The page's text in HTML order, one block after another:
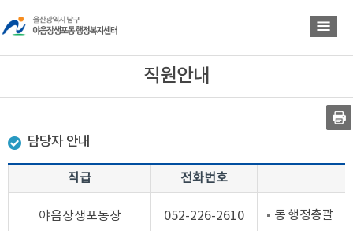
로
가
기
로
가
기
직원안내
담당자 안내
직급 전화번호
야음장생포동장 052-226-2610 동 행정총괄